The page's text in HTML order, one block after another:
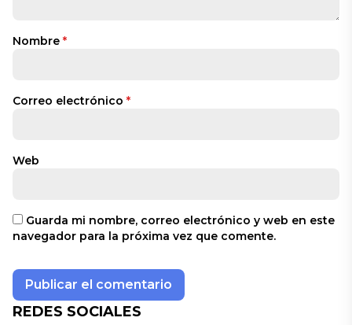
Nombre *
Correo electrónico *
Web
Guarda mi nombre, correo electrónico y web en este
navegador para la próxima vez que comente.
REDES SOCIALES